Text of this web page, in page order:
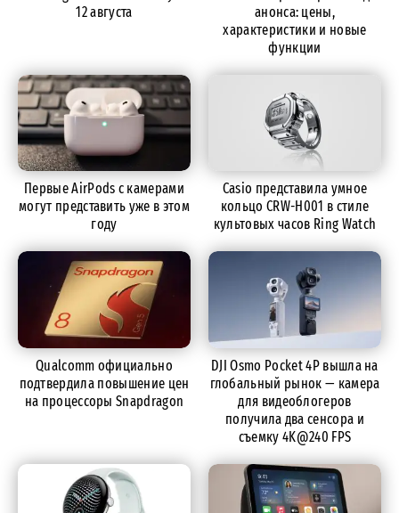
12 августа
анонса: цены,
характеристики и новые
функции
Первые AirPods с камерами
могут представить уже в этом
году
Casio представила умное
кольцо CRW-H001 в стиле
культовых часов Ring Watch
Qualcomm официально
подтвердила повышение цен
на процессоры Snapdragon
DJI Osmo Pocket 4P вышла на
глобальный рынок — камера
для видеоблогеров
получила два сенсора и
съемку 4K@240 FPS